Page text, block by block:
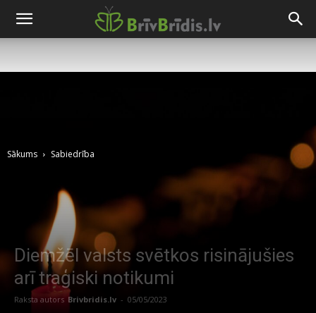
Sākums Sabiedrība
Diemžēl valsts svētkos risinājušies
arī traģiski notikumi
Raksta autors Brivbridis.lv - 05/05/2023